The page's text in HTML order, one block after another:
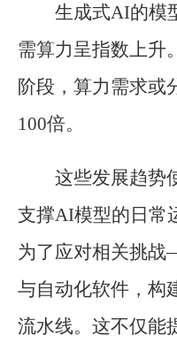
生成式AI的模
需算力呈指数上升
阶段，算力需求或
100倍。
这些发展趋势
支撑AI模型的日常
为了应对相关挑
与自动化软件，构
流水线。这不仅能